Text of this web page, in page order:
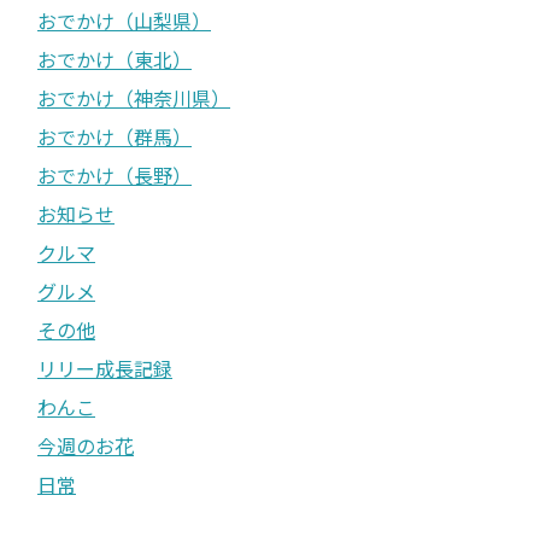
おでかけ（山梨県）
おでかけ（東北）
おでかけ（神奈川県）
おでかけ（群馬）
おでかけ（長野）
お知らせ
クルマ
グルメ
その他
リリー成長記録
わんこ
今週のお花
日常